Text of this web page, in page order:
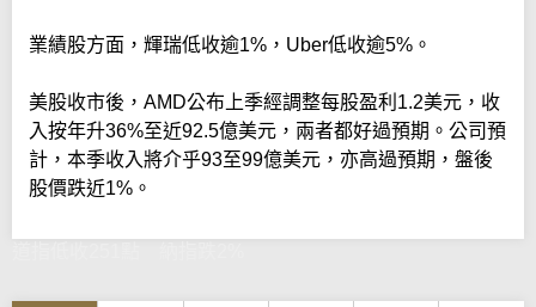
業績股方面，輝瑞低收逾1%，Uber低收逾5%。
美股收市後，AMD公布上季經調整每股盈利1.2美元，收
入按年升36%至近92.5億美元，兩者都好過預期。公司預
計，本季收入將介乎93至99億美元，亦高過預期，盤後
股價跌近1%。